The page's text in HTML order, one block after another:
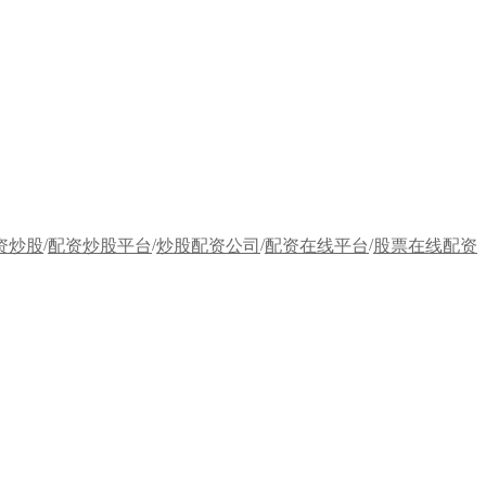
股票在线配资
/
配资在线平台
/
炒股配资公司
/
配资炒股平台
/
炒股